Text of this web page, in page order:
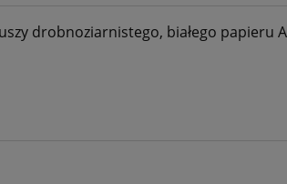
drobnoziarnistego, białego papieru